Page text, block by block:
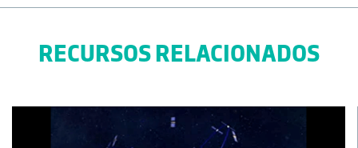
RECURSOS RELACIONADOS